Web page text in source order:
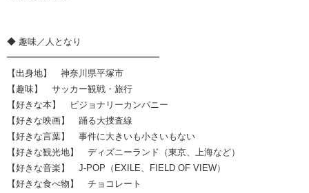
◆ 趣味／人となり
━━━━━━━━━━━━━━━━━
【出身地】 神奈川県平塚市
【趣味】 サッカー観戦・旅行
【好きな本】 ビジョナリーカンパニー
【好きな映画】 踊る大捜査線
【好きな言葉】 事件に大きいも小さいもない
【好きな観光地】 ディズニーランド（東京、上海など）
【好きな音楽】 J-POP（EXILE、FIELD OF VIEW）
【好きな食べ物】 チョコレート